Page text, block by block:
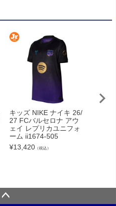
キッズ NIKE ナイキ 26/
27 FCバルセロナ アウ
ェイ レプリカユニフォ
ーム ii1674-505
¥13,420 （税込）